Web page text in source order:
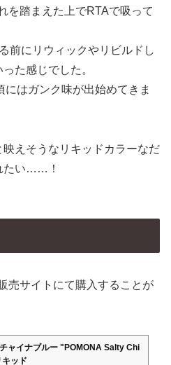
を踏まえた上でRTAで吸って
前にリウィックやリビルドし
た感じでした。
はガンク味が出始めてきま
えそうなリキッドカラーなだ
たい……！
売サイトにて購入することが
ャイナブルー "POMONA Salty Chi
ッド